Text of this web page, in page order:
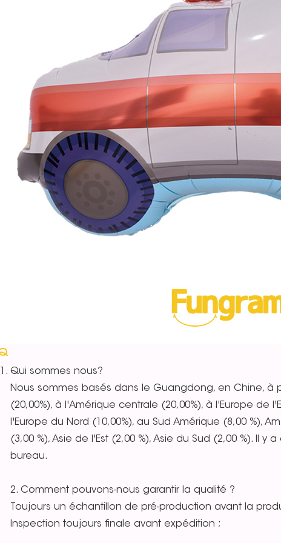
Qui sommes nous?
Nous sommes basés dans le Guangdong, en Chine, à
(20,00%), à l'Amérique centrale (20,00%), à l'Europe de
l'Europe du Nord (10,00%), au Sud Amérique (8,00 %),
(3,00 %), Asie de l'Est (2,00 %), Asie du Sud (2,00 %). Il
bureau.
2. Comment pouvons-nous garantir la qualité ?
Toujours un échantillon de pré-production avant la
Inspection toujours finale avant expédition ;